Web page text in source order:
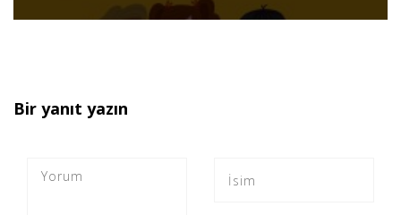
Bir yanıt yazın